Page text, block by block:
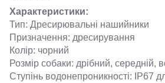
Характеристики:
Тип: Дресирювальні нашийники
Призначення: дресирування
Колір: чорний
Розмір собаки: дрібний, середній,
Ступінь водонепроникності: IP67